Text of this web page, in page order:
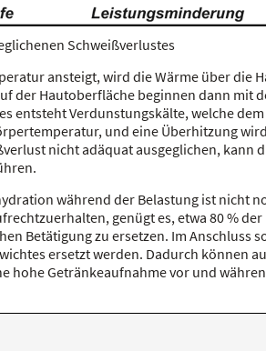
Schweißverlustes
ansteigt, wird die Wärme über die
der Hautoberfläche beginnen dann mit
entsteht Verdunstungskälte, welche
und eine Überhitzung
nicht adäquat ausgeglichen, kann
während der Belastung ist nicht
genügt es, etwa 80 %
Betätigung zu ersetzen. Im Anschluss
ersetzt werden. Dadurch können
hohe Getränkeaufnahme vor und